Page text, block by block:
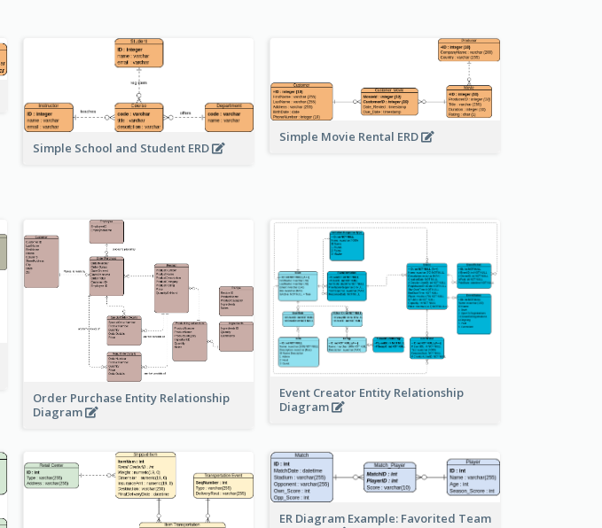
Simple School and Student ERD
Simple Movie Rental ERD
Order Purchase Entity Relationship
Diagram
Event Creator Entity Relationship
Diagram
ER Diagram Example: Favorited Team